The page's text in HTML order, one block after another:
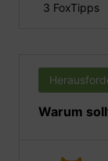
3 FoxTipps
Warum